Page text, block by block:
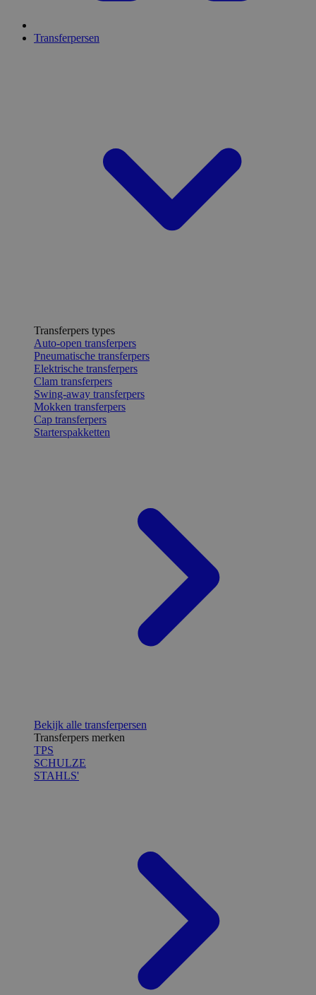
Transferpersen
Transferpers types
Auto-open transferpers
Pneumatische transferpers
Elektrische transferpers
Clam transferpers
Swing-away transferpers
Mokken transferpers
Cap transferpers
Starterspakketten
Bekijk alle transferpersen
Transferpers merken
TPS
SCHULZE
STAHLS'